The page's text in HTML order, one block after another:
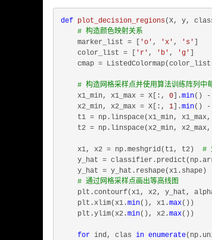
def plot_decision_regions (X, y,
# 构造颜色映射关系
    marker_list = [
'o' , 'x' , 's'
    color_list = [
'r' , 'b' , 'g'
cmap =
# 构造网格采样点并使用算法训练阵列中
    x1_min, x1_max = X[:,
0 ].min() -
    x2_min, x2_max = X[:,
1 ].min() -
    t1 = np.linspace(x1_min, x1_max,
    t2 = np.linspace(x2_min, x2_max,
    x1, x2 = np.meshgrid(t1, t2)
#
y_hat =
    y_hat = y_hat.reshape(x1.shape)
# 通过网格采样点画出等高线图
plt.contourf(x1, x2, y_hat,
    plt.xlim(x1.
min(), x1.max())
    plt.ylim(x2.
min(), x2.max())
for ind, clas in enumerate